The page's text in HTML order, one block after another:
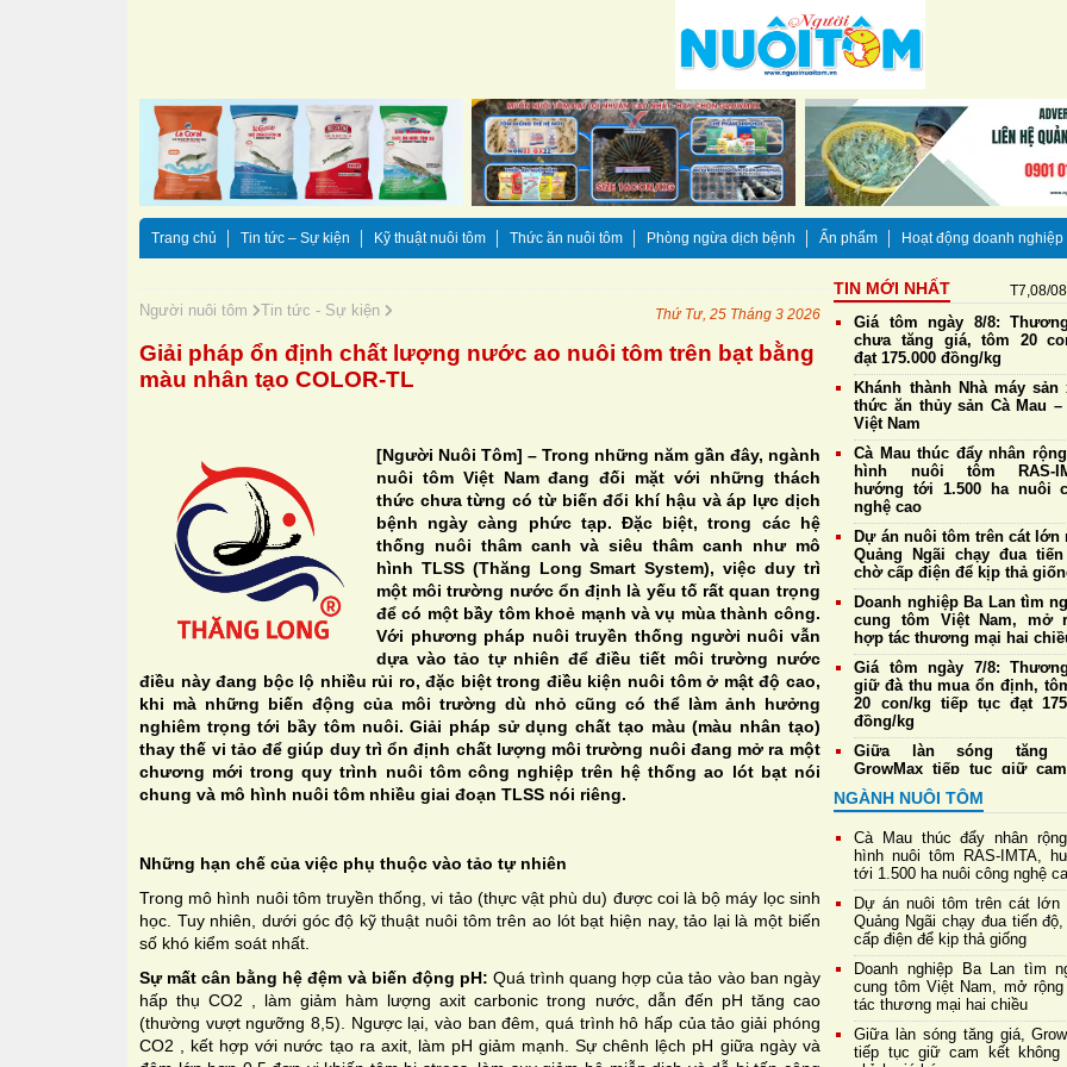
Trang chủ Tin tức – Sự kiện Kỹ thuật nuôi tôm Thức ăn nuôi tôm Phòng ngừa dịch bệnh Ấn phẩm Hoạt động doanh nghiệp
Người nuôi tôm Tin tức - Sự kiện Thứ Tư, 25 Tháng 3 2026
Giải pháp ổn định chất lượng nước ao nuôi tôm trên bạt bằng
màu nhân tạo COLOR-TL
[Người Nuôi Tôm] – Trong những năm gần đây, ngành
nuôi tôm Việt Nam đang đối mặt với những thách
thức chưa từng có từ biến đổi khí hậu và áp lực dịch
bệnh ngày càng phức tạp. Đặc biệt, trong các hệ
thống nuôi thâm canh và siêu thâm canh như mô
hình TLSS (Thăng Long Smart System), việc duy trì
một môi trường nước ổn định là yếu tố rất quan trọng
để có một bầy tôm khoẻ mạnh và vụ mùa thành công.
Với phương pháp nuôi truyền thống người nuôi vẫn
dựa vào tảo tự nhiên để điều tiết môi trường nước
điều này đang bộc lộ nhiều rủi ro, đặc biệt trong điều kiện nuôi tôm ở mật độ cao,
khi mà những biến động của môi trường dù nhỏ cũng có thể làm ảnh hưởng
nghiêm trọng tới bầy tôm nuôi. Giải pháp sử dụng chất tạo màu (màu nhân tạo)
thay thế vi tảo để giúp duy trì ổn định chất lượng môi trường nuôi đang mở ra một
chương mới trong quy trình nuôi tôm công nghiệp trên hệ thống ao lót bạt nói
chung và mô hình nuôi tôm nhiều giai đoạn TLSS nói riêng.
Những hạn chế của việc phụ thuộc vào tảo tự nhiên
Trong mô hình nuôi tôm truyền thống, vi tảo (thực vật phù du) được coi là bộ máy lọc sinh
học. Tuy nhiên, dưới góc độ kỹ thuật nuôi tôm trên ao lót bạt hiện nay, tảo lại là một biến
số khó kiểm soát nhất.
Sự mất cân bằng hệ đệm và biến động pH: Quá trình quang hợp của tảo vào ban ngày
hấp thụ CO2 , làm giảm hàm lượng axit carbonic trong nước, dẫn đến pH tăng cao
(thường vượt ngưỡng 8,5). Ngược lại, vào ban đêm, quá trình hô hấp của tảo giải phóng
CO2 , kết hợp với nước tạo ra axit, làm pH giảm mạnh. Sự chênh lệch pH giữa ngày và
TIN MỚI NHẤT T7,08/
Giá tôm ngày 8/8:
chưa tăng giá, tôm 20
đạt 175.000 đồng/kg
Khánh thành Nhà máy sản
thức ăn thủy sản Cà Mau –
Việt Nam
Cà Mau thúc đẩy nhân
hình nuôi tôm RAS-
hướng tới 1.500 ha nuôi
nghệ cao
Dự án nuôi tôm trên cát lớn
Quảng Ngãi chạy đua
chờ cấp điện để kịp thả
Doanh nghiệp Ba Lan tìm
cung tôm Việt Nam, mở
hợp tác thương mại hai
Giá tôm ngày 7/8:
giữ đà thu mua ổn định,
20 con/kg tiếp tục đạt
đồng/kg
Giữa làn sóng tăng
GrowMax tiếp tục giữ
không điều chỉnh giá bán
Cargill tiếp tục sản xuất
cá tại nhà máy Biên
Hưng Yên
Đề xuất sửa đổi một số quy
về nuôi trồng thủy sản,
thuận lợi cho xuất khẩu tôm
Giá tôm ngày 6/8:
duy trì thu mua ổn định,
20 con/kg giữ giá cao
175.000 đồng/kg
NGÀNH NUÔI TÔM
Cà Mau thúc đẩy nhân
hình nuôi tôm RAS-IMTA,
tới 1.500 ha nuôi công nghệ
Dự án nuôi tôm trên cát lớn
Quảng Ngãi chạy đua tiến
cấp điện để kịp thả giống
Doanh nghiệp Ba Lan tìm
cung tôm Việt Nam, mở
tác thương mại hai chiều
Giữa làn sóng tăng giá,
tiếp tục giữ cam kết không